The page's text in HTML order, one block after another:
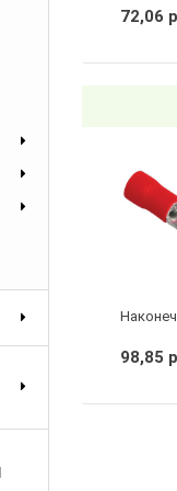
72,06
98,85